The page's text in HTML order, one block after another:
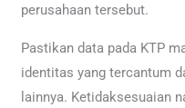
perusahaan tersebut.
Pastikan data pada KTP
identitas yang tercantum
lainnya. Ketidaksesuaian